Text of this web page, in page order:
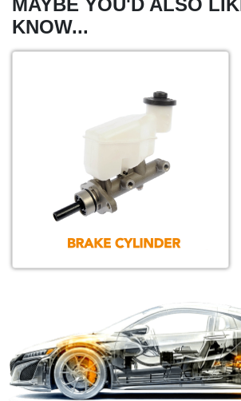
MAYBE YOU'D ALSO
KNOW...